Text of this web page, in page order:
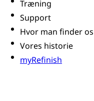
Træning
Support
Hvor man finder os
Vores historie
myRefinish